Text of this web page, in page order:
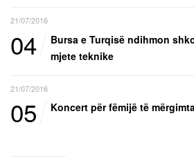
21/07/2016
04
Bursa e Turqisë ndihmon
mjete teknike
21/07/2016
05 Koncert për fëmijë të